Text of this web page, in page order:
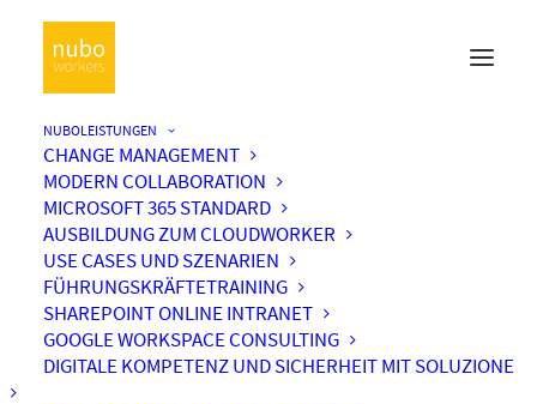
NUBOLEISTUNGEN
CHANGE MANAGEMENT
MODERN COLLABORATION
MICROSOFT 365 STANDARD
AUSBILDUNG ZUM CLOUDWORKER
USE CASES UND SZENARIEN
FÜHRUNGSKRÄFTETRAINING
SHAREPOINT ONLINE INTRANET
GOOGLE WORKSPACE CONSULTING
DIGITALE KOMPETENZ UND SICHERHEIT MIT SOLUZIONE